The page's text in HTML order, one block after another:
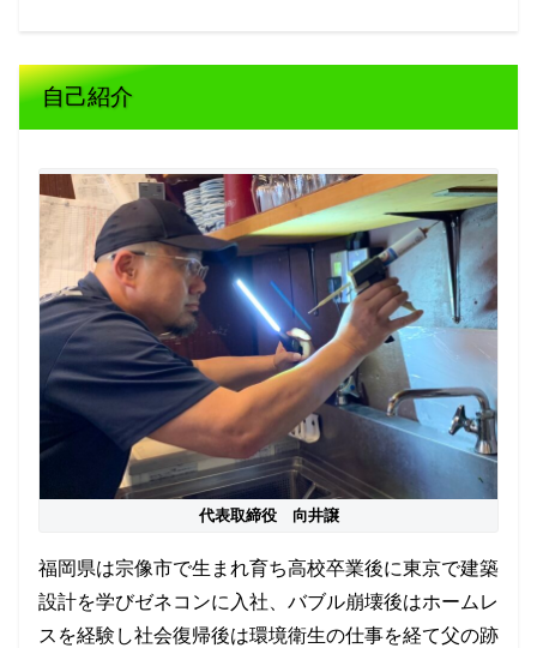
自己紹介
代表取締役 向井譲
福岡県は宗像市で生まれ育ち高校卒業後に東京で建築
設計を学びゼネコンに入社、バブル崩壊後はホームレ
スを経験し社会復帰後は環境衛生の仕事を経て父の跡